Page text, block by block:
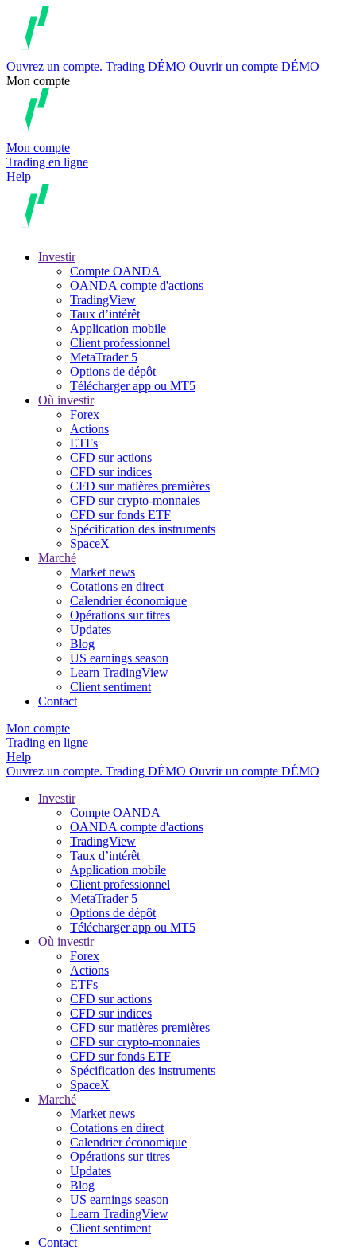
Ouvrez un compte. Trading DÉMO Ouvrir un compte DÉMO
Mon compte
Mon compte
Trading en ligne
Help
Investir
Compte OANDA
OANDA compte d'actions
TradingView
Taux d’intérêt
Application mobile
Client professionnel
MetaTrader 5
Options de dépôt
Télécharger app ou MT5
Où investir
Forex
Actions
ETFs
CFD sur actions
CFD sur indices
CFD sur matières premières
CFD sur crypto-monnaies
CFD sur fonds ETF
Spécification des instruments
SpaceX
Marché
Market news
Cotations en direct
Calendrier économique
Opérations sur titres
Updates
Blog
US earnings season
Learn TradingView
Client sentiment
Contact
Mon compte
Trading en ligne
Help
Ouvrez un compte. Trading DÉMO Ouvrir un compte DÉMO
Investir
Compte OANDA
OANDA compte d'actions
TradingView
Taux d’intérêt
Application mobile
Client professionnel
MetaTrader 5
Options de dépôt
Télécharger app ou MT5
Où investir
Forex
Actions
ETFs
CFD sur actions
CFD sur indices
CFD sur matières premières
CFD sur crypto-monnaies
CFD sur fonds ETF
Spécification des instruments
SpaceX
Marché
Market news
Cotations en direct
Calendrier économique
Opérations sur titres
Updates
Blog
US earnings season
Learn TradingView
Client sentiment
Contact